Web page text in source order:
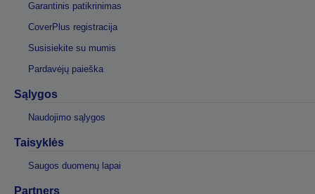
Garantinis patikrinimas
CoverPlus registracija
Susisiekite su mumis
Pardavėjų paieška
Sąlygos
Naudojimo sąlygos
Taisyklės
Saugos duomenų lapai
Partners